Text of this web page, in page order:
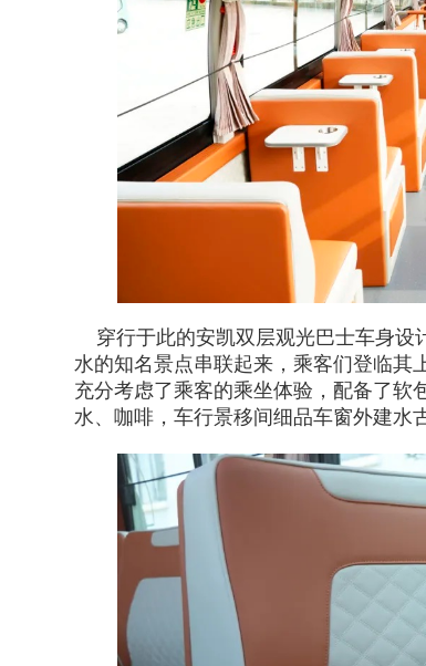
穿行于此的安凯双层观光巴士车身设
水的知名景点串联起来，乘客们登临其
充分考虑了乘客的乘坐体验，配备了软
水、咖啡，车行景移间细品车窗外建水